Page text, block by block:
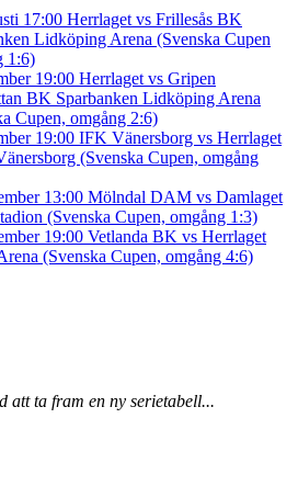
17:00 Herrlaget vs Frillesås BK
Lidköping Arena (Svenska Cupen
1:6)
19:00 Herrlaget vs Gripen
BK Sparbanken Lidköping Arena
Cupen, omgång 2:6)
19:00 IFK Vänersborg vs Herrlaget
(Svenska Cupen, omgång
13:00 Mölndal DAM vs Damlaget
(Svenska Cupen, omgång 1:3)
19:00 Vetlanda BK vs Herrlaget
(Svenska Cupen, omgång 4:6)
att ta fram en ny serietabell...